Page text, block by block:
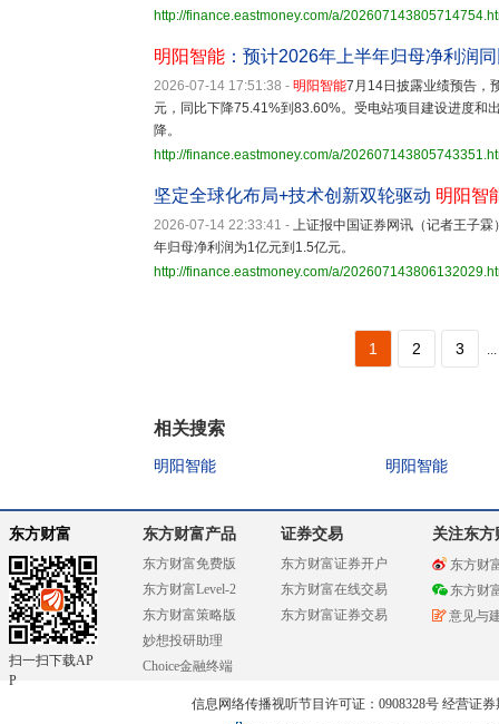
http://finance.eastmoney.com/a/
明阳智能 ：预计2026年上半年归母净利润
2026-07-14 17:51:38 - 明阳智能7月14日披露业绩预告，
元，同比下降75.41%到83.60%。受电站项目建设进度和
降。
http://finance.eastmoney.com/a/
坚定全球化布局+技术创新双轮驱动 明阳智
2026-07-14 22:33:41 - 上证报中国证券网讯（记者王子霖
年归母净利润为1亿元到1.5亿元。
http://finance.eastmoney.com/a/
1 2 3 ...
相关搜索
明阳智能 明阳智能
东方财富
扫一扫下载AP
P
东方财富产品
东方财富免费版
东方财富Level-2
东方财富策略版
妙想投研助理
Choice金融终端
证券交易
东方财富证券开户
东方财富在线交易
东方财富证券交易
关注东方
东方财
东方财
意见与
信息网络传播视听节目许可证：0908328号 经营证